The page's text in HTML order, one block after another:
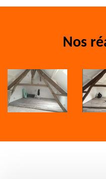
Nos